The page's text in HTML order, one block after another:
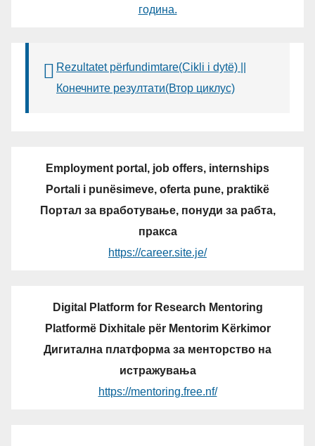
година.
Rezultatet përfundimtare(Cikli i dytë) ||
Конечните резултати(Втор циклус)
Employment portal, job offers, internships
Portali i punësimeve, oferta pune, praktikë
Портал за вработување, понуди за рабта,
пракса
https://career.site.je/
Digital Platform for Research Mentoring
Platformë Dixhitale për Mentorim Kërkimor
Дигитална платформа за менторство на
истражувања
https://mentoring.free.nf/